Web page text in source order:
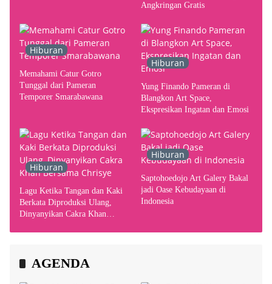
Angkringan Gratis
Hiburan
Memahami Catur Gotro
Tunggal dari Pameran
Temporer Smarabawana
Hiburan
Yung Finando Pameran di
Blangkon Art Space,
Ekspresikan Ingatan dan Emosi
Hiburan
Lagu Ketika Tangan dan Kaki
Berkata Diproduksi Ulang,
Dinyanyikan Cakra Khan
Hiburan
Saptohoedojo Art Galery Bakal
jadi Oase Kebudayaan di
Indonesia
AGENDA